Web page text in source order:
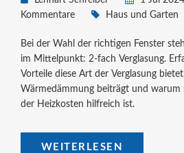
Kommentare
Haus und Garten
Bei der Wahl der richtigen Fenster
im Mittelpunkt: 2-fach Verglasung.
Vorteile diese Art der Verglasung
Wärmedämmung beiträgt und warum
der Heizkosten hilfreich ist.
WEITERLESEN